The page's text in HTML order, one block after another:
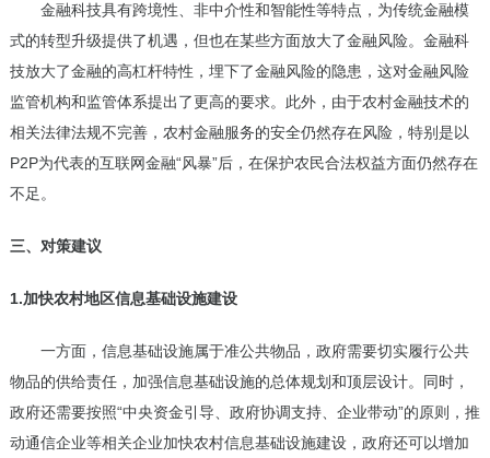
金融科技具有跨境性、非中介性和智能性等特点，为传统金融模
式的转型升级提供了机遇，但也在某些方面放大了金融风险。金融科
技放大了金融的高杠杆特性，埋下了金融风险的隐患，这对金融风险
监管机构和监管体系提出了更高的要求。此外，由于农村金融技术的
相关法律法规不完善，农村金融服务的安全仍然存在风险，特别是以
P2P为代表的互联网金融“风暴”后，在保护农民合法权益方面仍然存在
不足。
三、对策建议
1.加快农村地区信息基础设施建设
一方面，信息基础设施属于准公共物品，政府需要切实履行公共
物品的供给责任，加强信息基础设施的总体规划和顶层设计。同时，
政府还需要按照“中央资金引导、政府协调支持、企业带动”的原则，推
动通信企业等相关企业加快农村信息基础设施建设，政府还可以增加